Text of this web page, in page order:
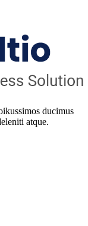
ducimus
atque.